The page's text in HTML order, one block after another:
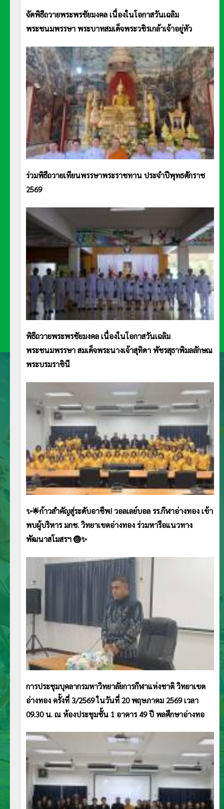
จัดพิธีถวายพระพรชัยมงคล เนื่องในโอกาสวันเฉลิม
พระชนมพรรษา พระบาทสมเด็จพระวชิรเกล้าเจ้าอยู่หัว
ร่วมพิธีถวายเทียนพรรษาพระราชทาน ประจำปีพุทธศักราช
2569
พิธีถวายพระพรชัยมงคล เนื่องในโอกาสวันเฉลิม
พระชนมพรรษา สมเด็จพระนางเจ้าสุทิดา พัชรสุธาพิมลลักษณ
พระบรมราชินี
✨🌟ก้าวสำคัญสู่ระดับอาชีพ! วอลเลย์บอล รร.กีฬาอ่างทอง เข้า
พบผู้บริหาร มกช. วิทยาเขตอ่างทอง ร่วมหารือแนวทาง
พัฒนาสโมสรฯ 🏐✨
การประชุมบุคลากรมหาวิทยาลัยการกีฬาแห่งชาติ วิทยาเขต
อ่างทอง ครั้งที่ 3/2569 ในวันที่ 20 พฤษภาคม 2569 เวลา
09.30 น. ณ ห้องประชุมชั้น 1 อาคาร 49 ปี พลศึกษาอ่างทอ